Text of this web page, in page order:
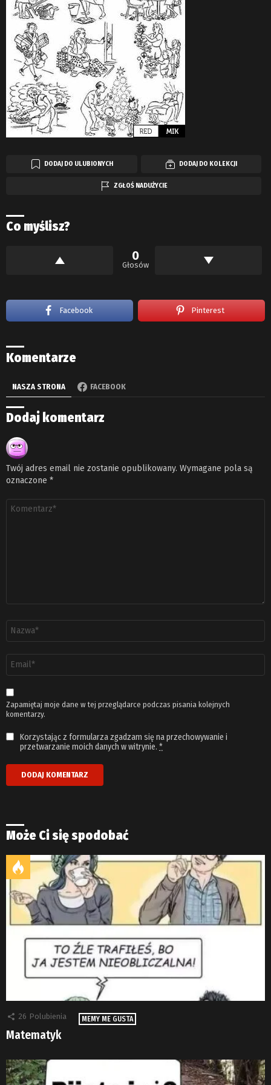
DODAJ DO ULUBIONYCH DODAJ DO KOLEKCJI
ZGŁOŚ NADUŻYCIE
Co myślisz?
0
Głosów
Facebook Pinterest
Komentarze
NASZA STRONA FACEBOOK
Dodaj komentarz
Twój adres email nie zostanie opublikowany. Wymagane pola są
oznaczone *
email
*
Zapamiętaj moje dane w tej przeglądarce podczas pisania kolejnych
komentarzy.
Korzystając z formularza zgadzam się na przechowywanie i
przetwarzanie moich danych w witrynie. *
Może Ci się spodobać
26 Polubienia MEMY ME GUSTA
Matematyk